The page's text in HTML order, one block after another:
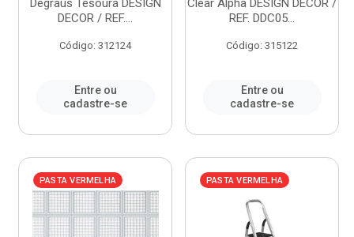
Degraus Tesoura DESIGN
DECOR / REF....
Código: 312124
Entre ou
cadastre-se
Clear Alpha DESIGN DECOR /
REF. DDC05...
Código: 315122
Entre ou
cadastre-se
PASTA VERMELHA PASTA VERMELHA